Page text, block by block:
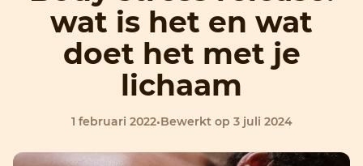
wat is het en wat
doet het met je
lichaam
1 februari 2022•Bewerkt op 3 juli 2024